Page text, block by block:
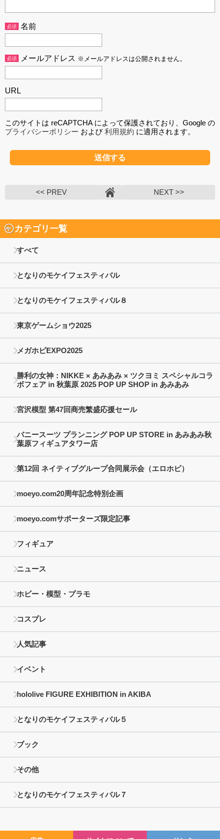
必須 名前
必須 メールアドレス ※メールアドレスは公開されません。
URL
このサイトは reCAPTCHA によって保護されており、Google の
プライバシーポリシー および利用規約 に適用されます。
<< PREV NEXT >>
カテゴリ一覧
すべて
となりのモケイフェスティバル
となりのモケイフェスティバル８
東京ゲームショウ2025
メガホビEXPO2025
勝利の女神：NIKKE × あみあみ × ツクヨミ スペシャルコラ
ボフェア in 秋葉原 2025 POP UP SHOP in あみあみ
宮沢模型 第47回商売繁盛応援セール
バニースーツ プランニング POP UP STORE in あみあみ秋
葉原フィギュアタワー店
第12回 ネイティブグループ合同展示会（エロホビ）
moeyo.com20周年記念特別企画
moeyo.comサポーターズ限定記事
フィギュア
ニュース
ホビー・模型・プラモ
コスプレ
人気記事
イベント
hololive FIGURE EXHIBITION in AKIBA
となりのモケイフェスティバル５
ブック
その他
となりのモケイフェスティバル７